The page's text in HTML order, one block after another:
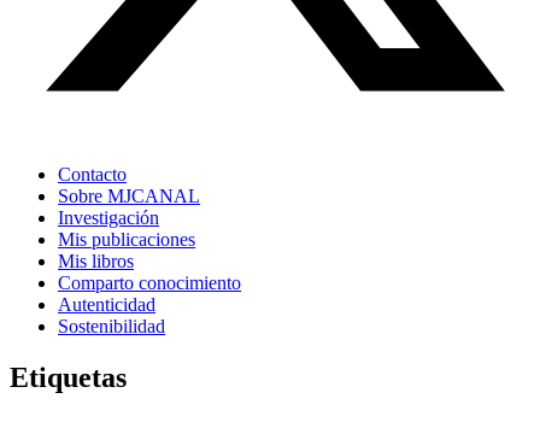
Contacto
Sobre MJCANAL
Investigación
Mis publicaciones
Mis libros
Comparto conocimiento
Autenticidad
Sostenibilidad
Etiquetas